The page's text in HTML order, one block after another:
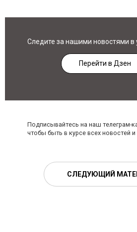
Следите за нашими новостями
Перейти в Дзен
Подписывайтесь на наш телеграм-
чтобы быть в курсе всех новостей
СЛЕДУЮЩИЙ